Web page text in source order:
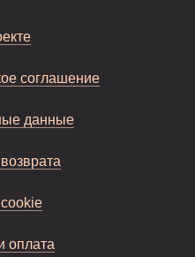
соглашение
данные
оплата